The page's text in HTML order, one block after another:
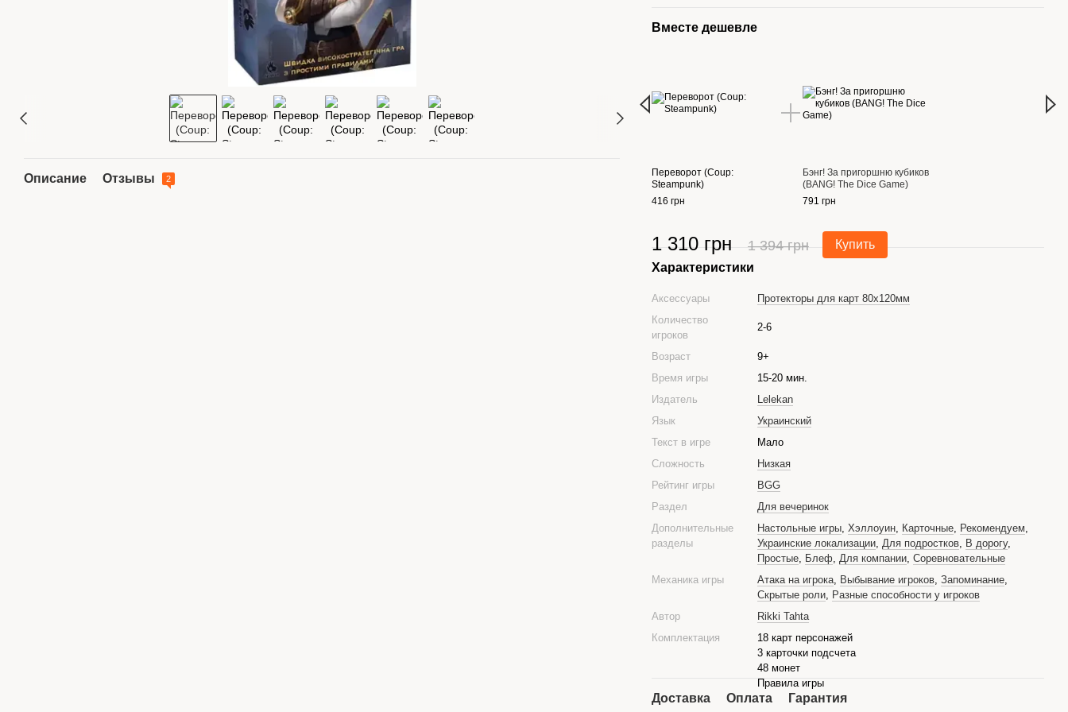
Описание Отзывы 2
Вместе дешевле
Переворот (Coup:
Steampunk)
416 грн
Бэнг! За пригоршню кубиков
(BANG! The Dice Game)
791 грн
1 310 грн 1 394 грн Купить
Характеристики
Аксессуары
Протекторы для карт 80x120мм
Количество
игроков
2-6
Возраст
9+
Время игры
15-20 мин.
Издатель
Lelekan
Язык
Украинский
Текст в игре
Мало
Сложность
Низкая
Рейтинг игры
BGG
Раздел
Для вечеринок
Дополнительные
разделы
Настольные игры,Хэллоуин, Карточные, Рекомендуем,
Украинские локализации,Для подростков, В дорогу,
Простые, Блеф,Для компании,Соревновательные
Механика игры
Атака на игрока, Выбывание игроков,Запоминание,
Скрытые роли, Разные способности у игроков
Автор
Rikki Tahta
Комплектация
18 карт персонажей
3 карточки подсчета
48 монет
Правила игры
Доставка Оплата Гарантия